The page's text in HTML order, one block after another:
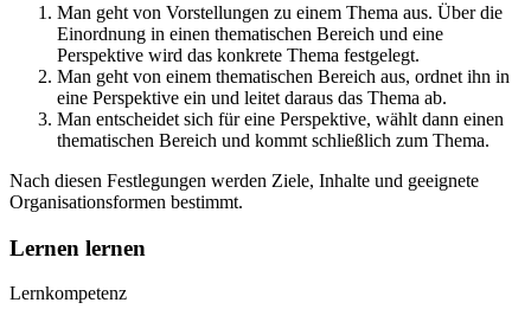
Man geht von Vorstellungen zu einem Thema aus. Über die
Einordnung in einen thematischen Bereich und eine
Perspektive wird das konkrete Thema festgelegt.
Man geht von einem thematischen Bereich aus, ordnet ihn in
eine Perspektive ein und leitet daraus das Thema ab.
Man entscheidet sich für eine Perspektive, wählt dann einen
thematischen Bereich und kommt schließlich zum Thema.
Nach diesen Festlegungen werden Ziele, Inhalte und geeignete
Organisationsformen bestimmt.
Lernen lernen
Lernkompetenz